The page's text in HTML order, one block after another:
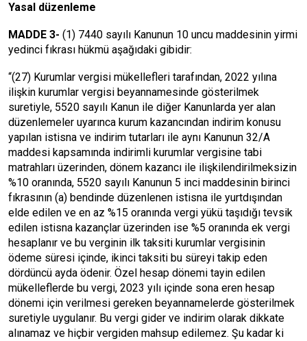
Yasal düzenleme
MADDE 3- (1) 7440 sayılı Kanunun 10 uncu maddesinin yirmi
yedinci fıkrası hükmü aşağıdaki gibidir:
“(27) Kurumlar vergisi mükellefleri tarafından, 2022 yılına
ilişkin kurumlar vergisi beyannamesinde gösterilmek
suretiyle, 5520 sayılı Kanun ile diğer Kanunlarda yer alan
düzenlemeler uyarınca kurum kazancından indirim konusu
yapılan istisna ve indirim tutarları ile aynı Kanunun 32/A
maddesi kapsamında indirimli kurumlar vergisine tabi
matrahları üzerinden, dönem kazancı ile ilişkilendirilmeksizin
%10 oranında, 5520 sayılı Kanunun 5 inci maddesinin birinci
fıkrasının (a) bendinde düzenlenen istisna ile yurtdışından
elde edilen ve en az %15 oranında vergi yükü taşıdığı tevsik
edilen istisna kazançlar üzerinden ise %5 oranında ek vergi
hesaplanır ve bu verginin ilk taksiti kurumlar vergisinin
ödeme süresi içinde, ikinci taksiti bu süreyi takip eden
dördüncü ayda ödenir. Özel hesap dönemi tayin edilen
mükelleflerde bu vergi, 2023 yılı içinde sona eren hesap
dönemi için verilmesi gereken beyannamelerde gösterilmek
suretiyle uygulanır. Bu vergi gider ve indirim olarak dikkate
alınamaz ve hiçbir vergiden mahsup edilemez. Şu kadar ki